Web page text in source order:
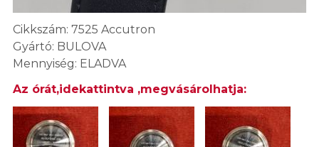
Cikkszám: 7525 Accutron
Gyártó: BULOVA
Mennyiség: ELADVA
Az órát,idekattintva ,megvásárolhatja: